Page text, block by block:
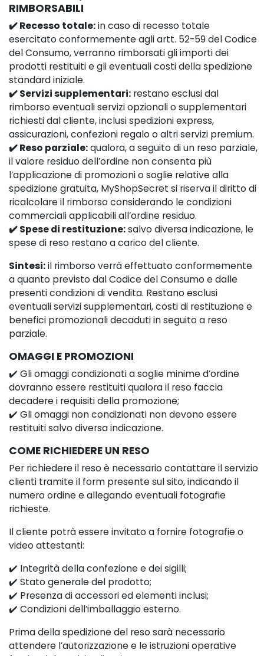
RIMBORSABILI
✔️ Recesso totale:in caso di recesso totale
esercitato conformemente agli artt. 52-59 del Codice
del Consumo, verranno rimborsati gli importi dei
prodotti restituiti e gli eventuali costi della spedizione
standard iniziale.
✔️ Servizi supplementari: restano esclusi dal
rimborso eventuali servizi opzionali o supplementari
richiesti dal cliente, inclusi spedizioni express,
assicurazioni, confezioni regalo o altri servizi premium.
✔️ Reso parziale:qualora, a seguito di un reso parziale,
il valore residuo dell’ordine non consenta più
l’applicazione di promozioni o soglie relative alla
spedizione gratuita, MyShopSecret si riserva il diritto di
ricalcolare il rimborso considerando le condizioni
commerciali applicabili all’ordine residuo.
✔️ Spese di restituzione:salvo diversa indicazione, le
spese di reso restano a carico del cliente.
Sintesi:il rimborso verrà effettuato conformemente
a quanto previsto dal Codice del Consumo e dalle
presenti condizioni di vendita. Restano esclusi
eventuali servizi supplementari, costi di restituzione e
benefici promozionali decaduti in seguito a reso
parziale.
OMAGGI E PROMOZIONI
✔️ Gli omaggi condizionati a soglie minime d’ordine
dovranno essere restituiti qualora il reso faccia
decadere i requisiti della promozione;
✔️ Gli omaggi non condizionati non devono essere
restituiti salvo diversa indicazione.
COME RICHIEDERE UN RESO
Per richiedere il reso è necessario contattare il servizio
clienti tramite il form presente sul sito, indicando il
numero ordine e allegando eventuali fotografie
richieste.
Il cliente potrà essere invitato a fornire fotografie o
video attestanti:
✔️ Integrità della confezione e dei sigilli;
✔️ Stato generale del prodotto;
✔️ Presenza di accessori ed elementi inclusi;
✔️ Condizioni dell’imballaggio esterno.
Prima della spedizione del reso sarà necessario
attendere l’autorizzazione e le istruzioni operative